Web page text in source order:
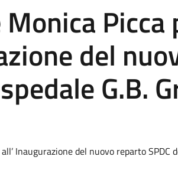
Monica
del
G.B.
Inaugurazione del nuovo reparto SPDC